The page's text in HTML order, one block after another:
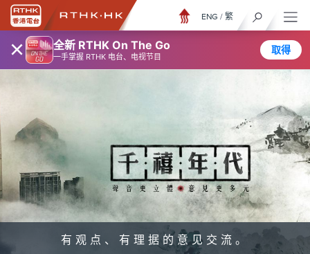
× 全新 RTHK On The Go
一手掌握 RTHK 电台、电视节目
取得
ENG / 繁
有观点、有理据的意见交流。